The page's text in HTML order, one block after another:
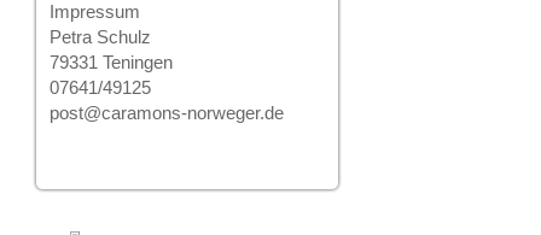
Impressum
Petra Schulz
79331 Teningen
07641/49125
post@caramons-norweger.de